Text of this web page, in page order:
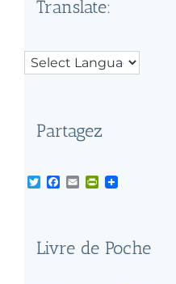
Translate:
Partagez
TwitterFacebook
EmailPrintFriendly
Livre de Poche